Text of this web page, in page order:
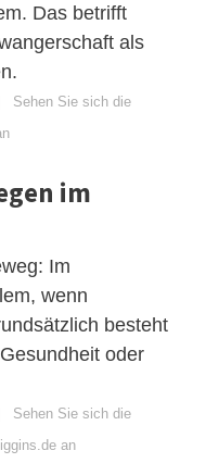
Das betrifft
als
Sehen Sie sich die
im
Im
wenn
besteht
oder
Sehen Sie sich die
an